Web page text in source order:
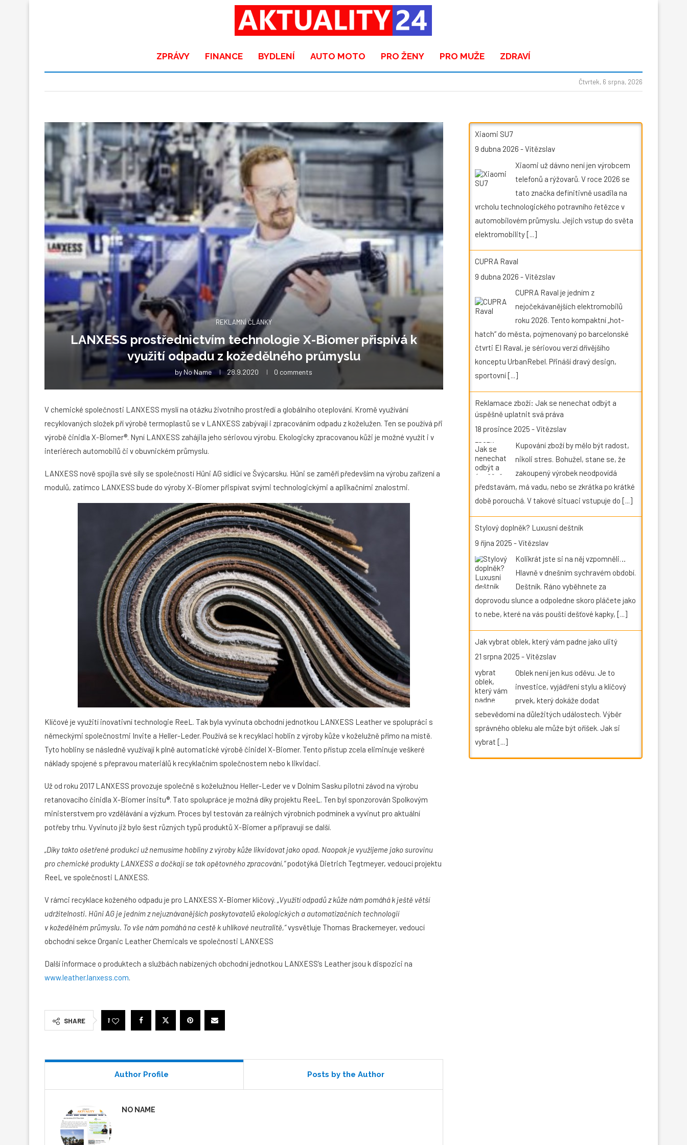
ZPRÁVY FINANCE BYDLENÍ AUTO MOTO PRO ŽENY PRO MUŽE ZDRAVÍ
Čtvrtek, 6 srpna, 2026
REKLAMNÍ ČLÁNKY
LANXESS prostřednictvím technologie X-Biomer přispívá k
využití odpadu z kožedělného průmyslu
byNo Name 28.9.2020 0 comments
V chemické společnosti LANXESS myslí na otázku životního prostředí a globálního oteplování. Kromě využívání
recyklovaných složek pří výrobě termoplastů se v LANXESS zabývají i zpracováním odpadu z koželužen. Ten se používá při
výrobě činidla X-Biomer®. Nyní LANXESS zahájila jeho sériovou výrobu. Ekologicky zpracovanou kůži je možné využít i v
interiérech automobilů či v obuvnickém průmyslu.
LANXESS nově spojila své síly se společností Hüni AG sídlící ve Švýcarsku. Hüni se zaměří především na výrobu zařízení a
modulů, zatímco LANXESS bude do výroby X-Biomer přispívat svými technologickými a aplikačními znalostmi.
Klíčové je využití inovativní technologie ReeL. Tak byla vyvinuta obchodní jednotkou LANXESS Leather ve spolupráci s
německými společnostmi Invite a Heller-Leder. Používá se k recyklaci hoblin z výroby kůže v koželužně přímo na místě.
Tyto hobliny se následně využívají k plně automatické výrobě činidel X-Biomer. Tento přístup zcela eliminuje veškeré
náklady spojené s přepravou materiálů k recyklačním společnostem nebo k likvidaci.
Už od roku 2017 LANXESS provozuje společně s koželužnou Heller-Leder ve v Dolním Sasku pilotní závod na výrobu
retanovacího činidla X-Biomer insitu®. Tato spolupráce je možná díky projektu ReeL. Ten byl sponzorován Spolkovým
ministerstvem pro vzdělávání a výzkum. Proces byl testován za reálných výrobních podmínek a vyvinut pro aktuální
potřeby trhu. Vyvinuto již bylo šest různých typů produktů X-Biomer a připravují se další.
„Díky takto ošetřené produkci už nemusíme hobliny z výroby kůže likvidovat jako opad. Naopak je využijeme jako surovinu
pro chemické produkty LANXESS a dočkají se tak opětovného zpracování,“podotýká Dietrich Tegtmeyer, vedoucí projektu
ReeL ve společnosti LANXESS.
V rámci recyklace koženého odpadu je pro LANXESS X-Biomer klíčový. „Využití odpadů z kůže nám pomáhá k ještě větší
udržitelnosti. Hüni AG je jedním z nejuznávanějších poskytovatelů ekologických a automatizačních technologií
v kožedělném průmyslu. To vše nám pomáhá na cestě k uhlíkové neutralitě,“vysvětluje Thomas Brackemeyer, vedoucí
obchodní sekce Organic Leather Chemicals ve společnosti LANXESS
Další informace o produktech a službách nabízených obchodní jednotkou LANXESS’s Leather jsou k dispozici na
www.leather.lanxess.com.
SHARE 1
Author Profile Posts by the Author
NO NAME
Xiaomi SU7
9 dubna 2026 -Vítězslav
Xiaomi už dávno není jen výrobcem
telefonů a rýžovarů. V roce 2026 se
tato značka definitivně usadila na
vrcholu technologického potravního řetězce v
automobilovém průmyslu. Jejich vstup do světa
elektromobility[...]
CUPRA Raval
9 dubna 2026 -Vítězslav
CUPRA Raval je jedním z
nejočekávanějších elektromobilů
roku 2026. Tento kompaktní „hot-
hatch“ do města, pojmenovaný po barcelonské
čtvrti El Raval, je sériovou verzí dřívějšího
konceptu UrbanRebel. Přináší dravý design,
sportovní [...]
Reklamace zboží: Jak se nenechat odbýt a
úspěšně uplatnit svá práva
18 prosince 2025 -Vítězslav
Kupování zboží by mělo být radost,
nikoli stres. Bohužel, stane se, že
zakoupený výrobek neodpovídá
představám, má vadu, nebo se zkrátka po krátké
době porouchá. V takové situaci vstupuje do [...]
Stylový doplněk? Luxusní deštník
9 října 2025 -Vítězslav
Kolikrát jste si na něj vzpomněli…
Hlavně v dnešním sychravém období.
Deštník. Ráno vyběhnete za
doprovodu slunce a odpoledne skoro pláčete jako
to nebe, které na vás pouští dešťové kapky, [...]
Jak vybrat oblek, který vám padne jako ulitý
21 srpna 2025 -Vítězslav
Oblek není jen kus oděvu. Je to
investice, vyjádření stylu a klíčový
prvek, který dokáže dodat
sebevědomí na důležitých událostech. Výběr
správného obleku ale může být oříšek. Jak si
vybrat [...]